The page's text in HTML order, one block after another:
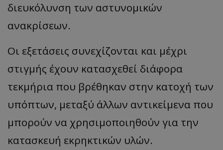
διευκόλυνση των αστυνομικών
ανακρίσεων.
Οι εξετάσεις συνεχίζονται και μέχρι
στιγμής έχουν κατασχεθεί διάφορα
τεκμήρια που βρέθηκαν στην κατοχή των
υπόπτων, μεταξύ άλλων αντικείμενα που
μπορούν να χρησιμοποιηθούν για την
κατασκευή εκρηκτικών υλών.